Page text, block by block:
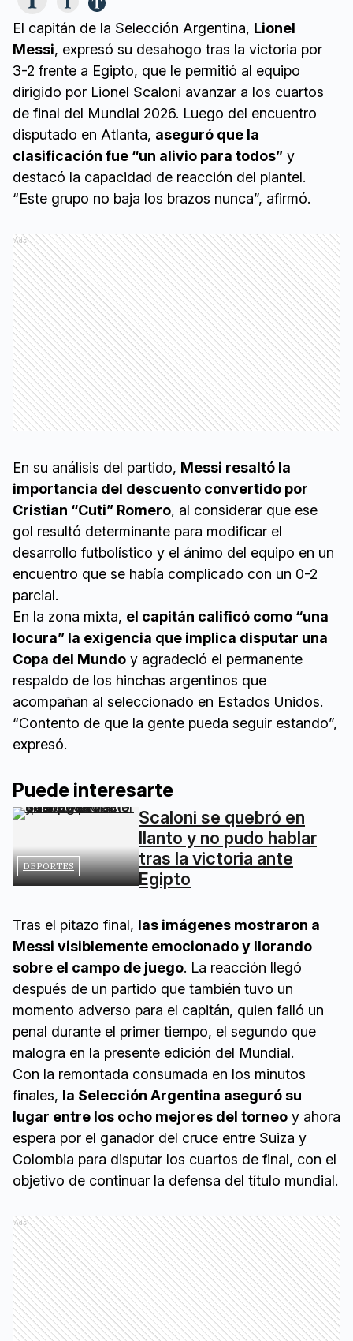
El capitán de la Selección Argentina, Lionel
Messi, expresó su desahogo tras la victoria por
3-2 frente a Egipto, que le permitió al equipo
dirigido por Lionel Scaloni avanzar a los cuartos
de final del Mundial 2026. Luego del encuentro
disputado en Atlanta, aseguró que la
clasificación fue “un alivio para todos” y
destacó la capacidad de reacción del plantel.
“Este grupo no baja los brazos nunca”, afirmó.
Ads
En su análisis del partido, Messi resaltó la
importancia del descuento convertido por
Cristian “Cuti” Romero, al considerar que ese
gol resultó determinante para modificar el
desarrollo futbolístico y el ánimo del equipo en un
encuentro que se había complicado con un 0-2
parcial.
En la zona mixta, el capitán calificó como “una
locura” la exigencia que implica disputar una
Copa del Mundo y agradeció el permanente
respaldo de los hinchas argentinos que
acompañan al seleccionado en Estados Unidos.
“Contento de que la gente pueda seguir estando”,
expresó.
Puede interesarte
DEPORTES
Scaloni se quebró en
llanto y no pudo hablar
tras la victoria ante
Egipto
Tras el pitazo final, las imágenes mostraron a
Messi visiblemente emocionado y llorando
sobre el campo de juego. La reacción llegó
después de un partido que también tuvo un
momento adverso para el capitán, quien falló un
penal durante el primer tiempo, el segundo que
malogra en la presente edición del Mundial.
Con la remontada consumada en los minutos
finales, la Selección Argentina aseguró su
lugar entre los ocho mejores del torneo y ahora
espera por el ganador del cruce entre Suiza y
Colombia para disputar los cuartos de final, con el
objetivo de continuar la defensa del título mundial.
Ads